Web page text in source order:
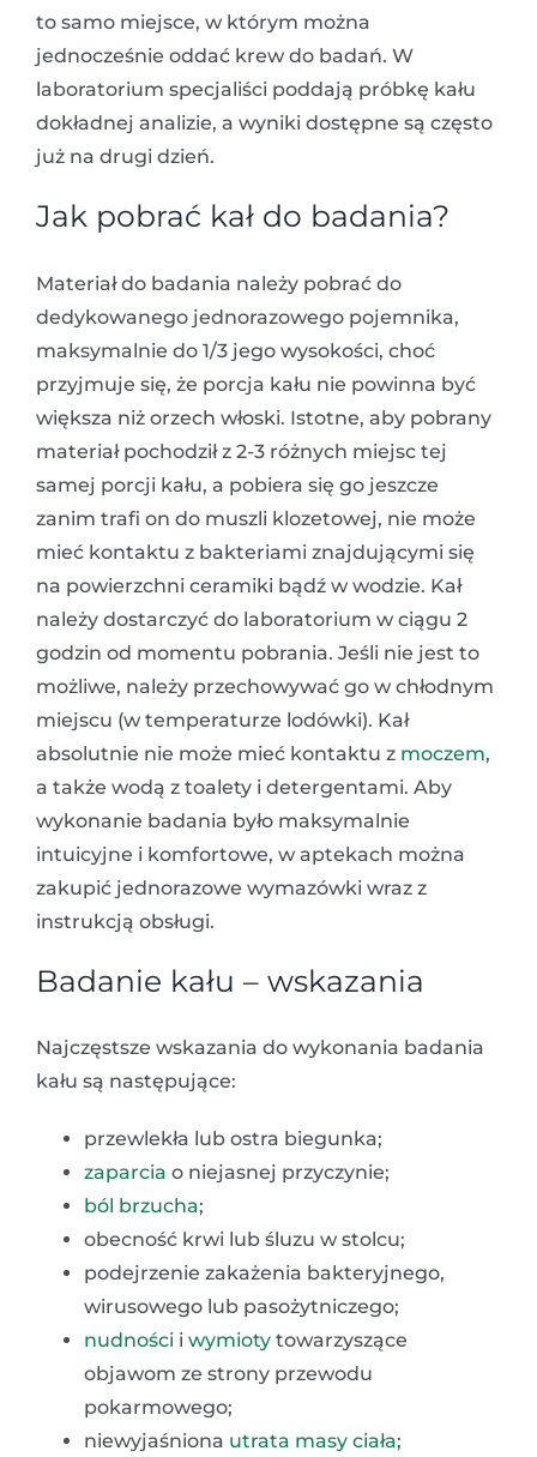
to samo miejsce, w którym można
jednocześnie oddać krew do badań. W
laboratorium specjaliści poddają próbkę kału
dokładnej analizie, a wyniki dostępne są często
już na drugi dzień.
Jak pobrać kał do badania?
Materiał do badania należy pobrać do
dedykowanego jednorazowego pojemnika,
maksymalnie do 1/3 jego wysokości, choć
przyjmuje się, że porcja kału nie powinna być
większa niż orzech włoski. Istotne, aby pobrany
materiał pochodził z 2-3 różnych miejsc tej
samej porcji kału, a pobiera się go jeszcze
zanim trafi on do muszli klozetowej, nie może
mieć kontaktu z bakteriami znajdującymi się
na powierzchni ceramiki bądź w wodzie. Kał
należy dostarczyć do laboratorium w ciągu 2
godzin od momentu pobrania. Jeśli nie jest to
możliwe, należy przechowywać go w chłodnym
miejscu (w temperaturze lodówki). Kał
absolutnie nie może mieć kontaktu z moczem,
a także wodą z toalety i detergentami. Aby
wykonanie badania było maksymalnie
intuicyjne i komfortowe, w aptekach można
zakupić jednorazowe wymazówki wraz z
instrukcją obsługi.
Badanie kału – wskazania
Najczęstsze wskazania do wykonania badania
kału są następujące:
przewlekła lub ostra biegunka;
zaparcia o niejasnej przyczynie;
ból brzucha;
obecność krwi lub śluzu w stolcu;
podejrzenie zakażenia bakteryjnego,
wirusowego lub pasożytniczego;
nudności i wymioty towarzyszące
objawom ze strony przewodu
pokarmowego;
niewyjaśniona utrata masy ciała;